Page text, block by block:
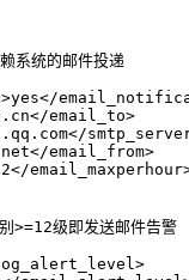
系统的邮件投递
email_to>
email_from>
>=12级即发送邮件告警